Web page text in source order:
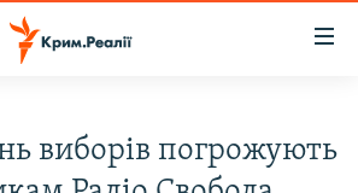
виборів погрожують